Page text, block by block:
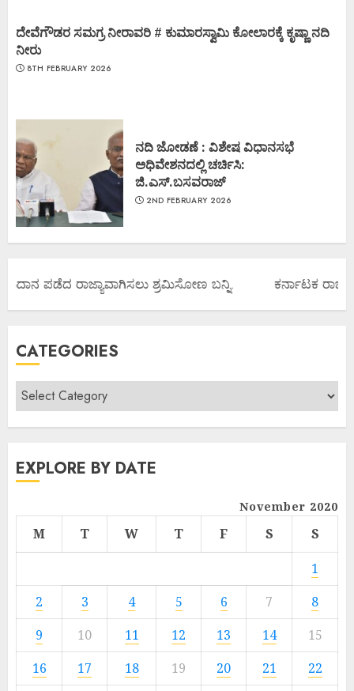
ದೇವೆಗೌಡರ ಸಮಗ್ರ ನೀರಾವರಿ # ಕುಮಾರಸ್ವಾಮಿ ಕೋಲಾರಕ್ಕೆ ಕೃಷ್ಣಾ ನದಿ
ನೀರು
8TH FEBRUARY 2026
ನದಿ ಜೋಡಣೆ : ವಿಶೇಷ ವಿಧಾನಸಭೆ
ಅಧಿವೇಶನದಲ್ಲಿ ಚರ್ಚಿಸಿ:
ಜಿ.ಎಸ್.ಬಸವರಾಜ್
2ND FEBRUARY 2026
ಪಡೆದ ರಾಜ್ಯಾವಾಗಿಸಲು ಶ್ರಮಿಸೋಣ ಬನ್ನಿ. ಕರ್ನಾಟಕ ರಾಜ್ಯ
CATEGORIES
EXPLORE BY DATE
November 2020
M T W T F S
S
1
2
3 4 5 6 7
8
9
10 11 12 13 14
15
16
17 18 19 20 21
22